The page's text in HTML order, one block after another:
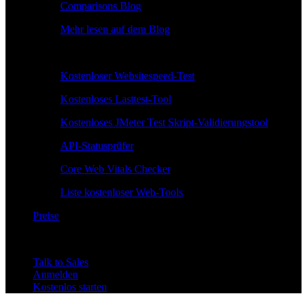
Comparisons Blog
Mehr lesen auf dem Blog
Kostenloser Websitespeed-Test
Kostenloses Lasttest-Tool
Kostenloses JMeter Test Skript-Validierungstool
API-Statusprüfer
Core Web Vitals Checker
Liste kostenloser Web-Tools
Preise
Talk to Sales
Anmelden
Kostenlos starten